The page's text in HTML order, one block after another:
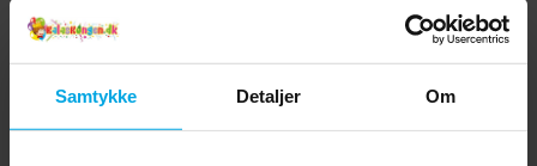
Samtykke Detaljer Om
Basketballkurv ca. 15 cm høj, spillere ca.
5,5–7 cm ✔ Lavet af plast og kan
genbruges
Kartoffelstivelse, vand, olivenolie,
maltodextrin, farvestoffer E102, E122, E133,
E151. (E102, E122) kan have en negativ
effekt på børns adfærd og koncentration.
Lignende produkter vi tror du vil
kunne lide